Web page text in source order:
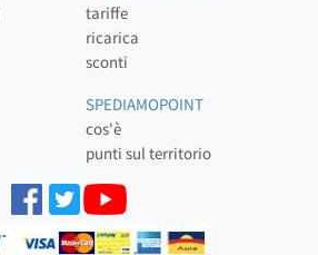
tariffe
ricarica
sconti
SPEDIAMOPOINT
cos'è
punti sul territorio